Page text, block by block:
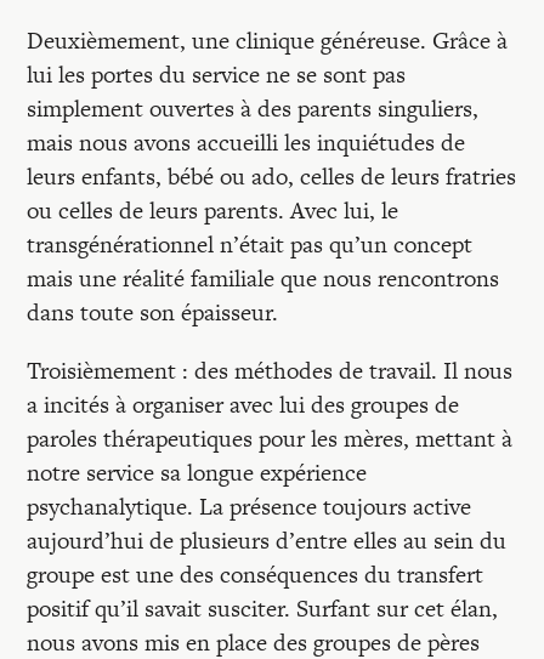
Deuxièmement, une clinique généreuse. Grâce à
lui les portes du service ne se sont pas
simplement ouvertes à des parents singuliers,
mais nous avons accueilli les inquiétudes de
leurs enfants, bébé ou ado, celles de leurs fratries
ou celles de leurs parents. Avec lui, le
transgénérationnel n’était pas qu’un concept
mais une réalité familiale que nous rencontrons
dans toute son épaisseur.
Troisièmement : des méthodes de travail. Il nous
a incités à organiser avec lui des groupes de
paroles thérapeutiques pour les mères, mettant à
notre service sa longue expérience
psychanalytique. La présence toujours active
aujourd’hui de plusieurs d’entre elles au sein du
groupe est une des conséquences du transfert
positif qu’il savait susciter. Surfant sur cet élan,
nous avons mis en place des groupes de pères